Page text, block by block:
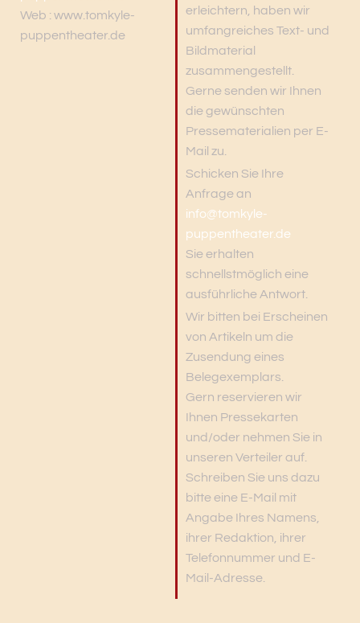
Web : www.tomkyle-
puppentheater.de
erleichtern, haben wir
umfangreiches Text- und
Bildmaterial
zusammengestellt.
Gerne senden wir Ihnen
die gewünschten
Pressematerialien per E-
Mail zu.
Schicken Sie Ihre
Anfrage an
info@tomkyle-
puppentheater.de
Sie erhalten
schnellstmöglich eine
ausführliche Antwort.
Wir bitten bei Erscheinen
von Artikeln um die
Zusendung eines
Belegexemplars.
Gern reservieren wir
Ihnen Pressekarten
und/oder nehmen Sie in
unseren Verteiler auf.
Schreiben Sie uns dazu
bitte eine E-Mail mit
Angabe Ihres Namens,
ihrer Redaktion, ihrer
Telefonnummer und E-
Mail-Adresse.